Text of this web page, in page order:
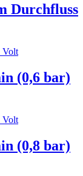
Durchfluss
(0,6 bar)
(0,8 bar)